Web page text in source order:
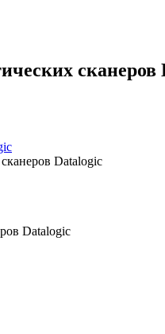
сканеров
Datalogic
Datalogic